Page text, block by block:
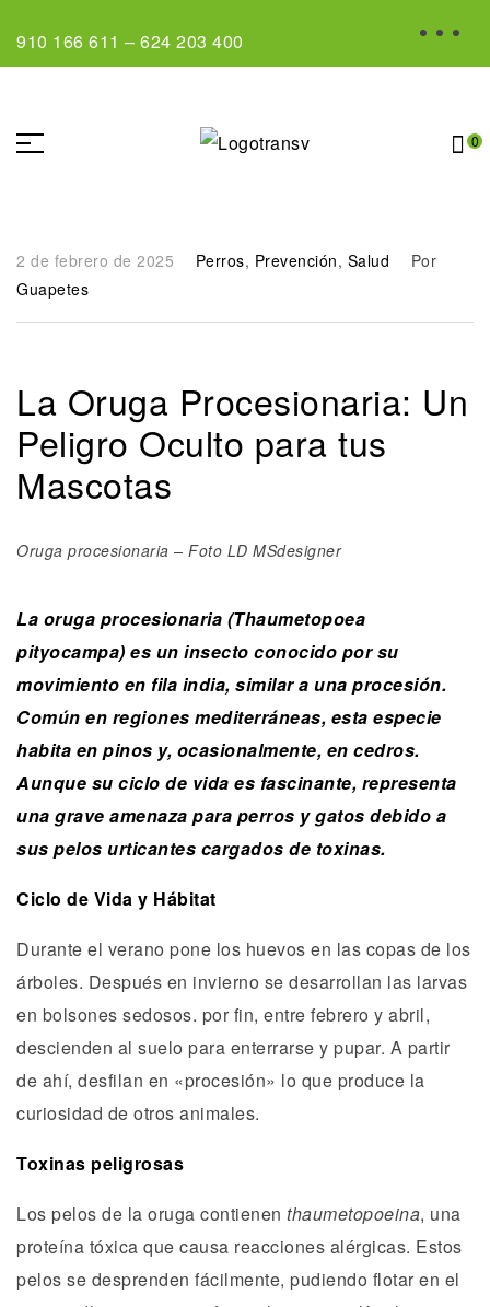
910 166 611 – 624 203 400
0
2 de febrero de 2025 Perros, Prevención, Salud
Por
Guapetes
La Oruga Procesionaria: Un
Peligro Oculto para tus
Mascotas
Oruga procesionaria – Foto LD MSdesigner
La oruga procesionaria (Thaumetopoea
pityocampa) es un insecto conocido por su
movimiento en fila india, similar a una procesión.
Común en regiones mediterráneas, esta especie
habita en pinos y, ocasionalmente, en cedros.
Aunque su ciclo de vida es fascinante, representa
una grave amenaza para perros y gatos debido a
sus pelos urticantes cargados de toxinas.
Ciclo de Vida y Hábitat
Durante el verano pone los huevos en las copas de los
árboles. Después en invierno se desarrollan las larvas
en bolsones sedosos. por fin, entre febrero y abril,
descienden al suelo para enterrarse y pupar. A partir
de ahí, desfilan en «procesión» lo que produce la
curiosidad de otros animales.
Toxinas peligrosas
Los pelos de la oruga contienen thaumetopoeina, una
proteína tóxica que causa reacciones alérgicas. Estos
pelos se desprenden fácilmente, pudiendo flotar en el